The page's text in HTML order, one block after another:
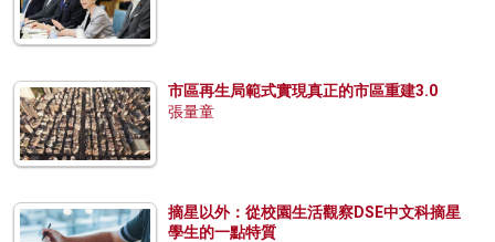
市區再生局範式實現真正的市區重建3.0
張量童
摘星以外：從校園生活觀察DSE中文科摘星
學生的一點特質